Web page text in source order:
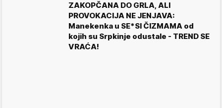
ZAKOPČANA DO GRLA, ALI
PROVOKACIJA NE JENJAVA:
Manekenka u SE*SI ČIZMAMA od
kojih su Srpkinje odustale - TREND SE
VRAĆA!